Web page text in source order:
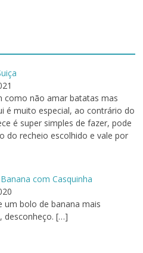
como não amar batatas mas
é muito especial, ao contrário do
é super simples de fazer, pode
do recheio escolhido e vale por
com Casquinha
um bolo de banana mais
desconheço. […]